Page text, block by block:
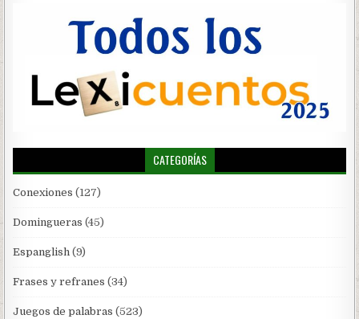
CATEGORÍAS
Conexiones (127)
Domingueras (45)
Espanglish (9)
Frases y refranes (34)
Juegos de palabras (523)